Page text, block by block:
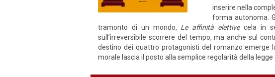
inserire nella
forma autonoma.
tramonto di un mondo, Le affinità elettivecela in
sull’irreversibile scorrere del tempo, ma anche sul
destino dei quattro protagonisti del romanzo emerge
morale lascia il posto alla semplice regolarità della